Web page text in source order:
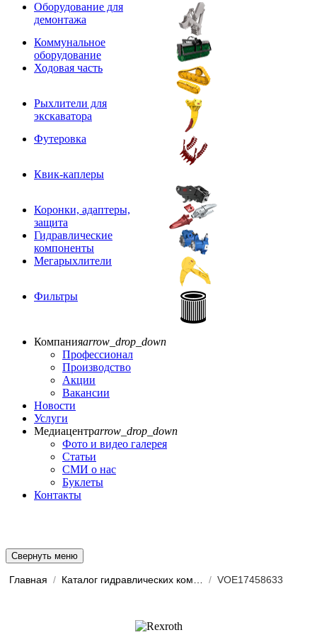
Оборудование для
демонтажа
Коммунальное
оборудование
Ходовая часть
Рыхлители для
экскаватора
Футеровка
Квик-каплеры
Коронки, адаптеры,
защита
Гидравлические
компоненты
Мегарыхлители
Фильтры
Компанияarrow_drop_down
Профессионал
Производство
Акции
Вакансии
Новости
Услуги
Медиацентрarrow_drop_down
Фото и видео галерея
Статьи
СМИ о нас
Буклеты
Контакты
Свернуть меню
Главная / / VOE17458633